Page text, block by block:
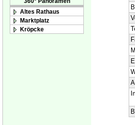
Altes Rathaus
Marktplatz
Kröpcke